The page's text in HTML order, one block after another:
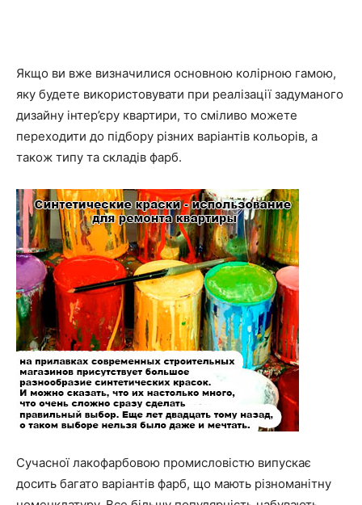
Якщо ви вже визначилися основною колірною гамою,
яку будете використовувати при реалізації задуманого
дизайну інтер’єру квартири, то сміливо можете
переходити до підбору різних варіантів кольорів, а
також типу та складів фарб.
Сучасної лакофарбовою промисловістю випускає
досить багато варіантів фарб, що мають різноманітну